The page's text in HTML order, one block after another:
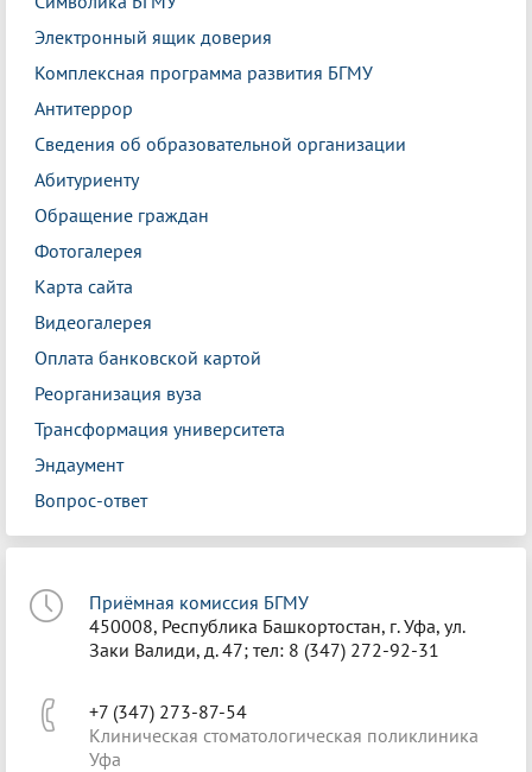
Электронный ящик доверия
Комплексная программа развития БГМУ
Антитеррор
Сведения об образовательной организации
Абитуриенту
Обращение граждан
Фотогалерея
Карта сайта
Видеогалерея
Оплата банковской картой
Реорганизация вуза
Трансформация университета
Эндаумент
Вопрос-ответ
Приёмная комиссия БГМУ
450008, Республика Башкортостан, г. Уфа, ул.
Заки Валиди, д. 47; тел: 8 (347) 272-92-31
+7 (347) 273-87-54
Клиническая стоматологическая поликлиника
Уфа